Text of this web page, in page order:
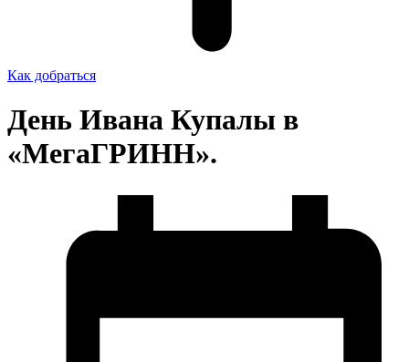
Как добраться
День Ивана Купалы в
«МегаГРИНН».